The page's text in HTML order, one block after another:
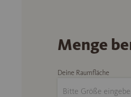
Menge
Deine Raumfläche